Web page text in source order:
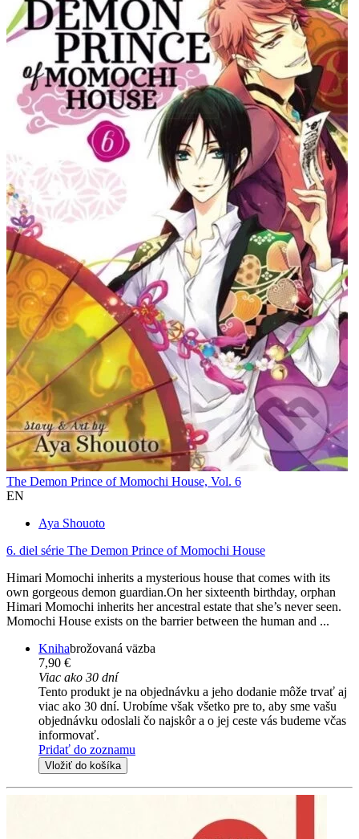
The Demon Prince of Momochi House, Vol. 6
EN
Aya Shouoto
6. diel série The Demon Prince of Momochi House
Himari Momochi inherits a mysterious house that comes with its
own gorgeous demon guardian.On her sixteenth birthday, orphan
Himari Momochi inherits her ancestral estate that she’s never seen.
Momochi House exists on the barrier between the human and ...
Knihabrožovaná väzba
7,90 €
Viac ako 30 dní
Tento produkt je na objednávku a jeho dodanie môže trvať aj
viac ako 30 dní. Urobíme však všetko pre to, aby sme vašu
objednávku odoslali čo najskôr a o jej ceste vás budeme včas
informovať.
Pridať do zoznamu
Vložiť do košíka